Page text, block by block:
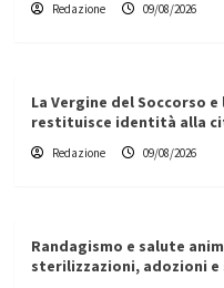
Redazione 09/08/2026
La Vergine del Soccorso
restituisce identità alla
Redazione 09/08/2026
Randagismo e salute
sterilizzazioni, adozioni e